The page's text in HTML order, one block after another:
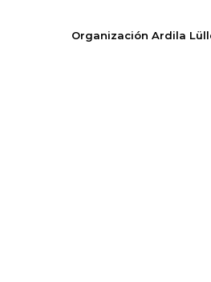
Organización Ardila